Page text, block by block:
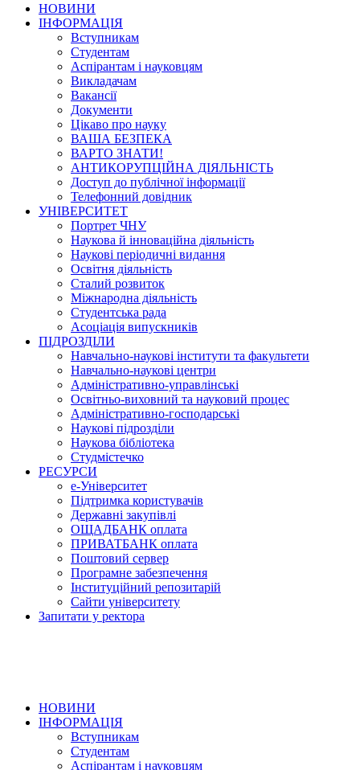
НОВИНИ
ІНФОРМАЦІЯ
Вступникам
Студентам
Аспірантам і науковцям
Викладачам
Вакансії
Документи
Цікаво про науку
ВАША БЕЗПЕКА
ВАРТО ЗНАТИ!
АНТИКОРУПЦІЙНА ДІЯЛЬНІСТЬ
Доступ до публічної інформації
Телефонний довідник
УНІВЕРСИТЕТ
Портрет ЧНУ
Наукова й інноваційна діяльність
Наукові періодичні видання
Освітня діяльність
Сталий розвиток
Міжнародна діяльність
Студентська рада
Асоціація випускників
ПІДРОЗДІЛИ
Навчально-наукові інститути та факультети
Навчально-наукові центри
Адміністративно-управлінські
Освітньо-виховний та науковий процес
Адміністративно-господарські
Наукові підрозділи
Наукова бібліотека
Студмістечко
РЕСУРСИ
е-Університет
Підтримка користувачів
Державні закупівлі
ОЩАДБАНК оплата
ПРИВАТБАНК оплата
Поштовий сервер
Програмне забезпечення
Інституційний репозитарій
Сайти університету
Запитати у ректора
НОВИНИ
ІНФОРМАЦІЯ
Вступникам
Студентам
Аспірантам і науковцям